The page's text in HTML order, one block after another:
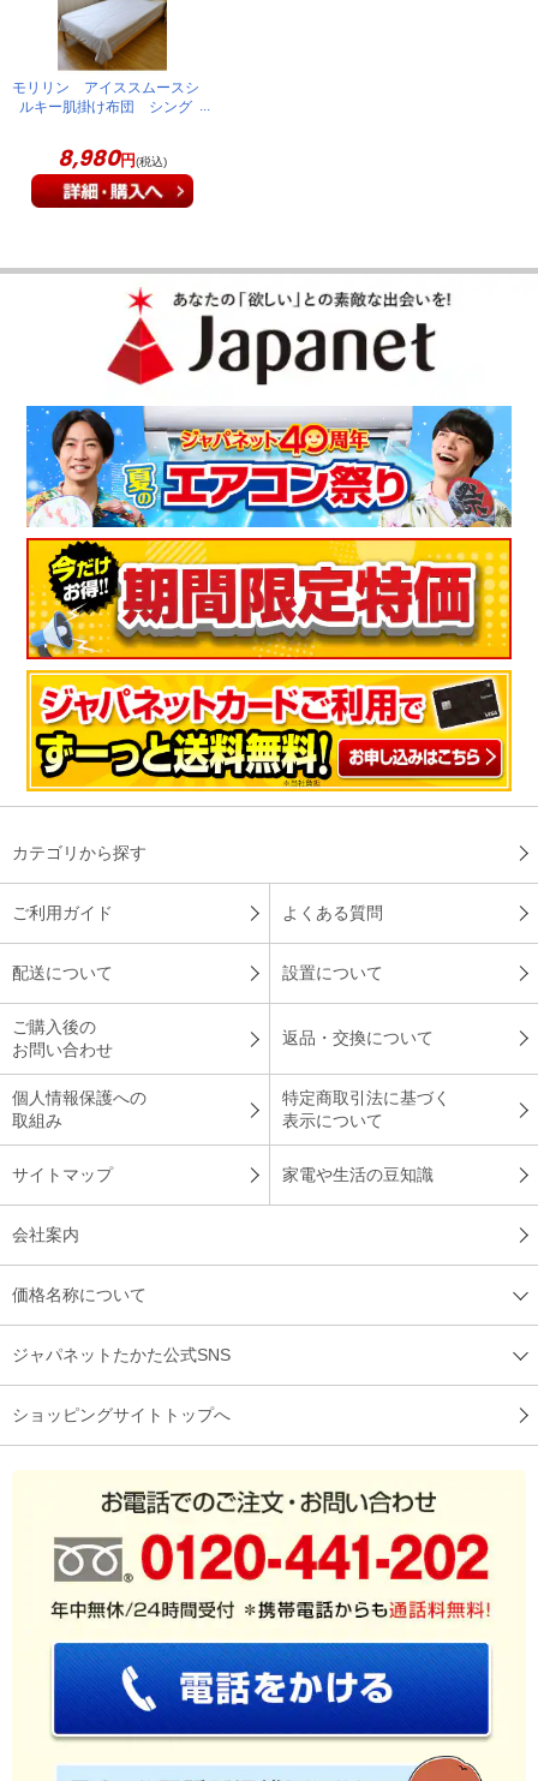
モリリン アイススムースシ
ルキー肌掛け布団 シング
8,980円(税込)
カテゴリから探す
ご利用ガイド よくある質問
配送について 設置について
ご購入後の
お問い合わせ
返品・交換について
個人情報保護への
取組み
特定商取引法に基づく
表示について
サイトマップ 家電や生活の豆知識
会社案内
価格名称について
ジャパネットたかた公式SNS
ショッピングサイトトップへ